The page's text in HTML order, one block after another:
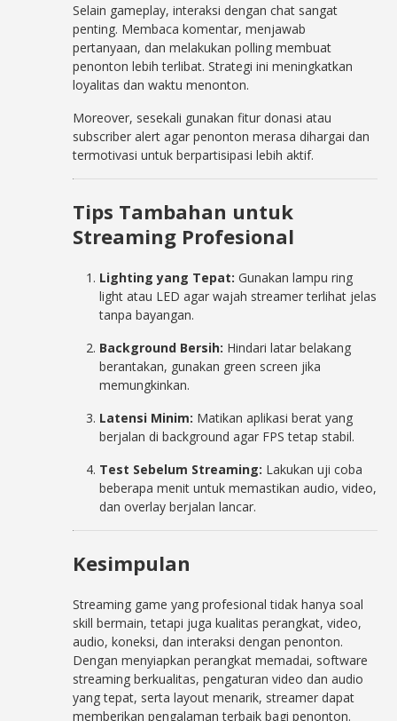
Selain gameplay, interaksi dengan chat sangat
penting. Membaca komentar, menjawab
pertanyaan, dan melakukan polling membuat
penonton lebih terlibat. Strategi ini meningkatkan
loyalitas dan waktu menonton.
Moreover, sesekali gunakan fitur donasi atau
subscriber alert agar penonton merasa dihargai dan
termotivasi untuk berpartisipasi lebih aktif.
Tips Tambahan untuk
Streaming Profesional
Lighting yang Tepat: Gunakan lampu ring
light atau LED agar wajah streamer terlihat jelas
tanpa bayangan.
Background Bersih: Hindari latar belakang
berantakan, gunakan green screen jika
memungkinkan.
Latensi Minim: Matikan aplikasi berat yang
berjalan di background agar FPS tetap stabil.
Test Sebelum Streaming: Lakukan uji coba
beberapa menit untuk memastikan audio, video,
dan overlay berjalan lancar.
Kesimpulan
Streaming game yang profesional tidak hanya soal
skill bermain, tetapi juga kualitas perangkat, video,
audio, koneksi, dan interaksi dengan penonton.
Dengan menyiapkan perangkat memadai, software
streaming berkualitas, pengaturan video dan audio
yang tepat, serta layout menarik, streamer dapat
memberikan pengalaman terbaik bagi penonton.